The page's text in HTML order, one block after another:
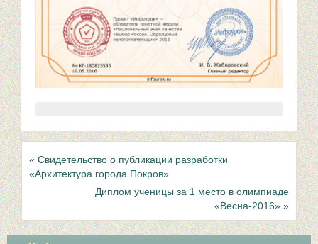
« Свидетельство о публикации разработки
«Архитектура города Покров»
Диплом ученицы за 1 место в олимпиаде
«Весна-2016» »